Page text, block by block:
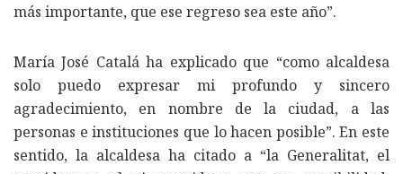
más importante, que ese regreso sea este año”.
María José Catalá ha explicado que “como alcaldesa
solo puedo expresar mi profundo y sincero
agradecimiento, en nombre de la ciudad, a las
personas e instituciones que lo hacen posible”. En este
sentido, la alcaldesa ha citado a “la Generalitat, el